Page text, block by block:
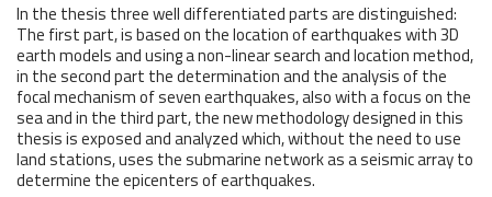
In the thesis three well differentiated parts are distinguished:
The first part, is based on the location of earthquakes with 3D
earth models and using a non-linear search and location method,
in the second part the determination and the analysis of the
focal mechanism of seven earthquakes, also with a focus on the
sea and in the third part, the new methodology designed in this
thesis is exposed and analyzed which, without the need to use
land stations, uses the submarine network as a seismic array to
determine the epicenters of earthquakes.